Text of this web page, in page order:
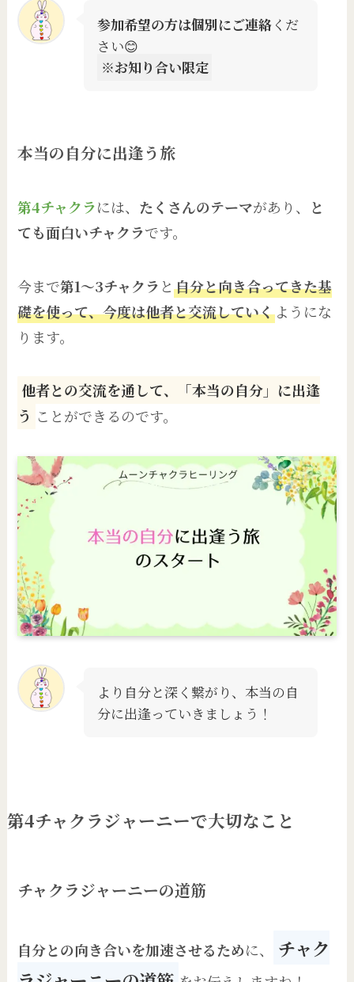
参加希望の方は個別にご連絡 くだ
さい😊
※お知り合い限定
本当の自分に出逢う旅
第4チャクラには、 たくさんのテーマがあり、
と
ても面白いチャクラです。
今まで第1〜3チャクラ と自分と向き合ってきた基
礎を使って、今度は他者と交流していくようにな
ります。
他者との交流を通して、「本当の自分」に出逢
う ことができるのです。
より自分と深く繋がり、本当の自
分に出逢っていきましょう！
第4チャクラジャーニーで大切なこと
チャクラジャーニーの道筋
自分との向き合いを加速させるために、
チャク